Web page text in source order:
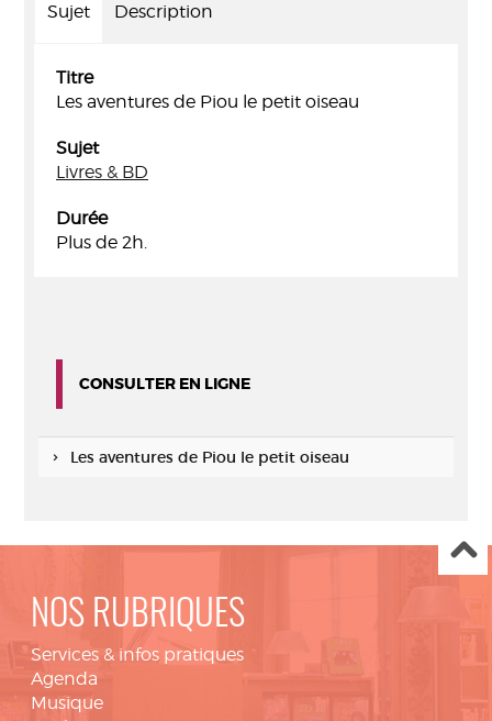
Sujet Description
Titre
Les aventures de Piou le petit oiseau
Sujet
Livres & BD
Durée
Plus de 2h.
CONSULTER EN LIGNE
Les aventures de Piou le petit oiseau
NOS RUBRIQUES
Services & infos pratiques
Agenda
Musique